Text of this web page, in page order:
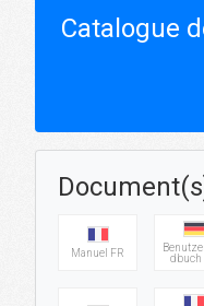
Catalogue
Manuel FR
dbuch